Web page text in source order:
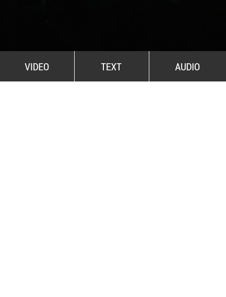
VIDEO TEXT AUDIO